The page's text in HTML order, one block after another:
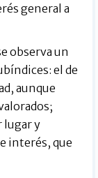
general a
observa un
el de
aunque
lugar y
interés, que